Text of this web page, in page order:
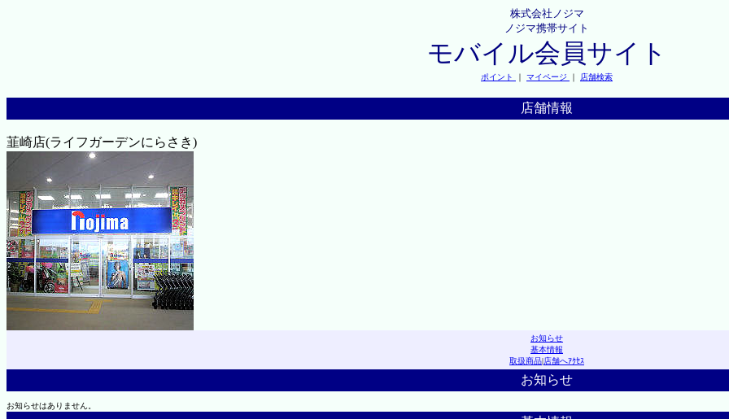
株式会社ノジマ
ノジマ携帯サイト
モバイル会員サイト
ポイント ｜ マイページ ｜ 店舗検索
店舗情報
韮崎店(ライフガーデンにらさき)
お知らせ
基本情報
取扱商品|店舗へｱｸｾｽ
お知らせ
お知らせはありません。